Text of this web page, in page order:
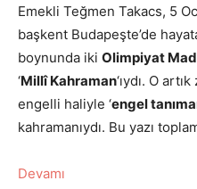
Emekli Teğmen Takacs, 5
başkent Budapeşte’de
boynunda iki Olimpiyat
‘Millî Kahraman‘ıydı. O
engelli haliyle ‘engel
kahramanıydı. Bu yazı
Devamı